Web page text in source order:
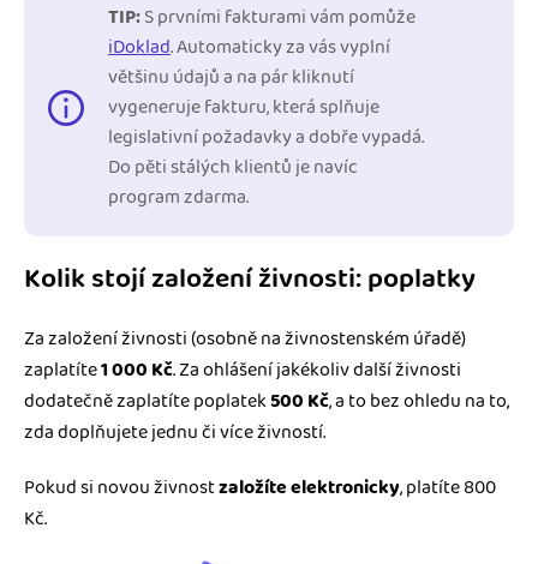
TIP:S prvními fakturami vám pomůže
iDoklad. Automaticky za vás vyplní
většinu údajů a na pár kliknutí
vygeneruje fakturu, která splňuje
legislativní požadavky a dobře vypadá.
Do pěti stálých klientů je navíc
program zdarma.
Kolik stojí založení živnosti: poplatky
Za založení živnosti (osobně na živnostenském úřadě)
zaplatíte1 000 Kč. Za ohlášení jakékoliv další živnosti
dodatečně zaplatíte poplatek500 Kč, a to bez ohledu na to,
zda doplňujete jednu či více živností.
Pokud si novou živnostzaložíte elektronicky, platíte 800
Kč.